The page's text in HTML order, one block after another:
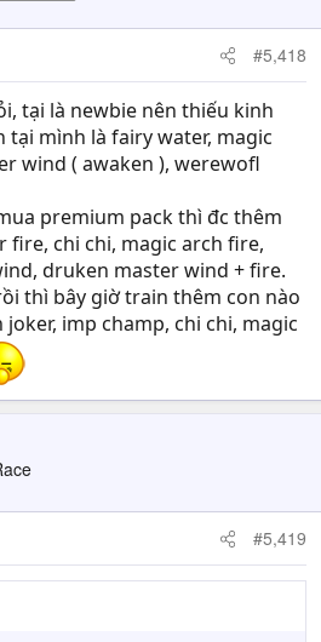
#5,418
tại là newbie nên thiếu kinh
tại mình là fairy water, magic
wind ( awaken ), werewofl
premium pack thì đc thêm
fire, chi chi, magic arch fire,
druken master wind + fire.
thì bây giờ train thêm con nào
joker, imp champ, chi chi, magic
#5,419